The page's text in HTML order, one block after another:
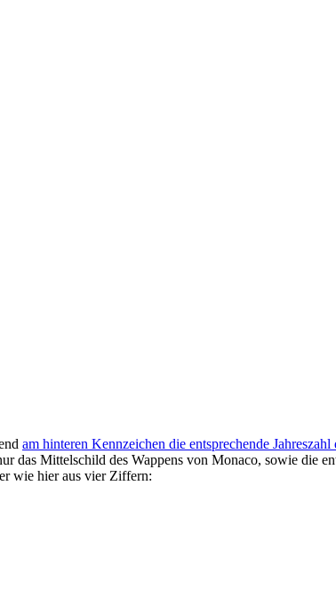
am hinteren Kennzeichen die entsprechende Jahreszahl
Mittelschild des Wappens von Monaco, sowie die
wie hier aus vier Ziffern: